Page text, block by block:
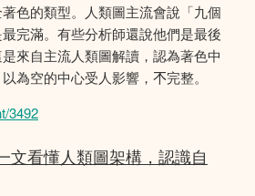
色的類型。人類圖主流會說「九個
完滿。有些分析師還說他們是最後
來自主流人類圖解讀，認為著色中
為空的中心受人影響，𣎴完整。
3492
文看懂人類圖架構，認識自